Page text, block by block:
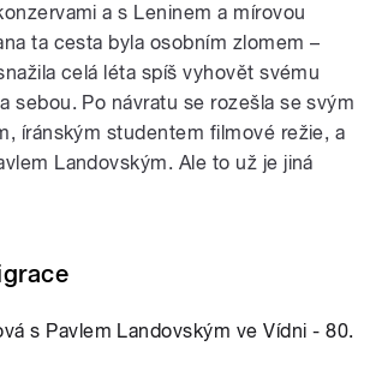
a s Leninem a mírovou
ta cesta byla osobním zlomem –
celá léta spíš vyhovět svému
sebou. Po návratu se rozešla se svým
íránským studentem filmové režie, a
Landovským. Ale to už je jiná